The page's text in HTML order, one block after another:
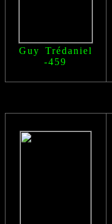
Guy Trédaniel
-459